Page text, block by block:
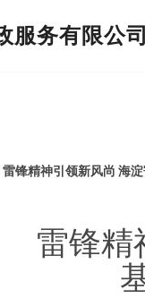
服务有限公
雷锋精神引领新风尚 海
雷锋精